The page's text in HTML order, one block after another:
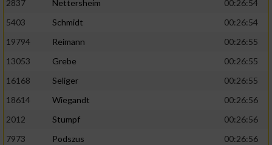
2837
Nettersheim
00:26:54
5403
Schmidt
00:26:54
19794
Reimann
00:26:55
13053
Grebe
00:26:55
16168
Seliger
00:26:55
18614
Wiegandt
00:26:56
2012
Stumpf
00:26:56
7973
Podszus
00:26:56